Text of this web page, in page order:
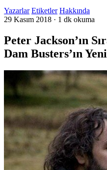
Yazarlar Etiketler Hakkında
29 Kasım 2018 · 1 dk okuma
Peter Jackson’ın
Dam Busters’ın